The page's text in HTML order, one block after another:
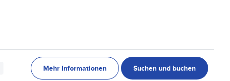
Mehr Informationen Suchen und buchen